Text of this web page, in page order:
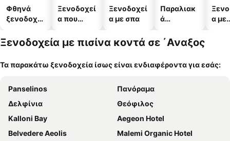
Φθηνά
ξενοδοχεί
Ξενοδοχεί
α που
κατοικίδι
Ξενοδοχεί
α με σπα
Παραλιακ
ά
α
α με
Ξενοδοχεία με πισίνα κοντά σε ΄Αναξος
Τα παρακάτω ξενοδοχεία ίσως είναι ενδιαφέροντα για εσάς:
Panselinos
Πανόραμα
Δελφίνια
Θεόφιλος
Kalloni Bay
Aegeon Hotel
Belvedere Aeolis
Malemi Organic Hotel